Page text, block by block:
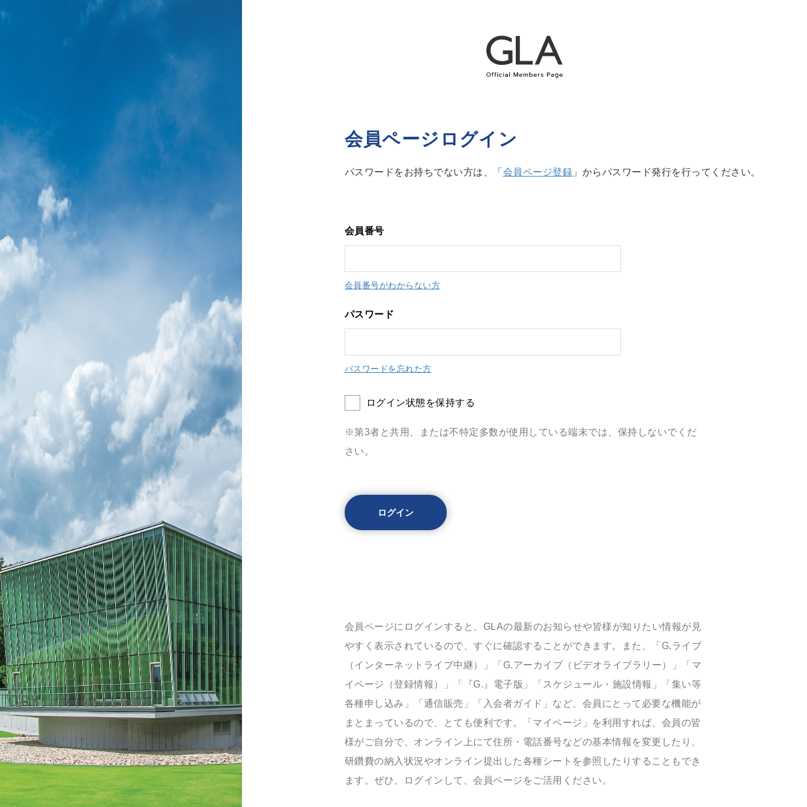
会員ページログイン
パスワードをお持ちでない方は、「 会員ページ登録 」からパスワード発行を行ってください。
会員番号
会員番号がわからない方
パスワード
パスワードを忘れた方
ログイン状態を保持する
※第3者と共用、または不特定多数が使用している端末では、保持しないでくだ
さい。
会員ページにログインすると、GLAの最新のお知らせや皆様が知りたい情報が見
やすく表示されているので、すぐに確認することができます。また、「G.ライブ
（インターネットライブ中継）」「G.アーカイブ（ビデオライブラリー）」「マ
イページ（登録情報）」「『G.』電子版」「スケジュール・施設情報」「集い等
各種申し込み」「通信販売」「入会者ガイド」など、会員にとって必要な機能が
まとまっているので、とても便利です。「マイページ」を利用すれば、会員の皆
様がご自分で、オンライン上にて住所・電話番号などの基本情報を変更したり、
研鑽費の納入状況やオンライン提出した各種シートを参照したりすることもでき
ます。ぜひ、ログインして、会員ページをご活用ください。